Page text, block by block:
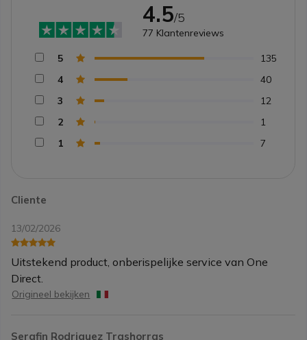
Cliente
13/02/2026
Uitstekend product, onberispelijke service van One
Direct.
Origineel bekijken
Serafin Rodriguez Trashorras
4.5/5
77 Klantenreviews
5
135
4
40
3
12
2
1
1
7